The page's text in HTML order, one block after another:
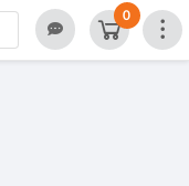
0